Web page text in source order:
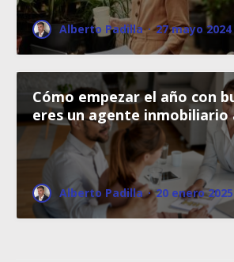
Alberto Padilla · 27 mayo 2024
Cómo empezar el año con
eres un agente inmobiliario
Alberto Padilla · 20 enero 2025